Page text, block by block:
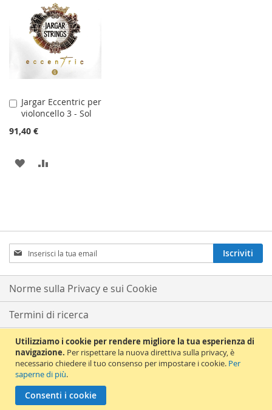
Utilizziamo i cookie per rendere migliore la tua esperienza di
navigazione. Per rispettare la nuova direttiva sulla privacy, è
necessario chiedere il tuo consenso per impostare i cookie. Per
saperne di più.
Consenti i cookie
LISTA
DESIDERI
CONFRONTO
Jargar Eccentric per
violoncello 3 - Sol
91,40 €
Aggiungi
al
AGGIUNGI
Iscriviti
alla
nostra
Newsletter:
Iscriviti
Norme sulla Privacy e sui Cookie
Termini di ricerca
Ricerca avanzata
Ordini e resi
© 2012 La Chiave del Violino. All Rights Reserved. La Chiave del Violino s.a.s
di Terranova Bruno & C. P.Iva 12521571005